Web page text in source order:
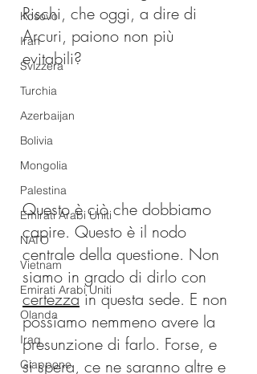
Kosovo
Iran
Svizzera
Turchia
Azerbaijan
Bolivia
Mongolia
Palestina
Emirati Arabi Uniti
NATO
Vietnam
Emirati Arabi Uniti
Olanda
Iraq
Giappone
Rischi, che oggi, a dire di
Arcuri, paiono non più
evitabili?
Questo è ciò che dobbiamo
capire. Questo è il nodo
centrale della questione. Non
siamo in grado di dirlo con
certezza in questa sede. E non
possiamo nemmeno avere la
presunzione di farlo. Forse, e
si spera, ce ne saranno altre e